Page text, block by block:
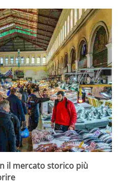
il mercato storico più